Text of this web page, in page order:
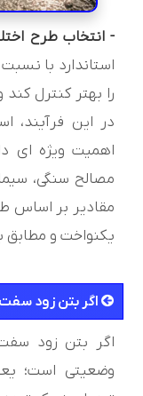
- انتخاب طرح
استاندارد با
را بهتر کنترل
در این فرآیند،
اهمیت ویژه‌ ای
مصالح سنگی،
مقادیر بر اساس
یکنواخت و
اگر بتن زود
اگر بتن زود
وضعیتی است؛